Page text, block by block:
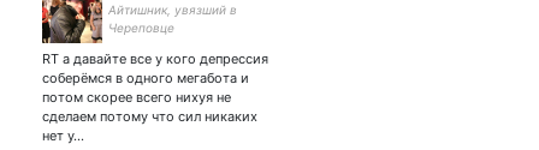
Айтишник, увязший в
Череповце
RT а давайте все у кого депрессия
соберёмся в одного мегабота и
потом скорее всего нихуя не
сделаем потому что сил никаких
нет у…